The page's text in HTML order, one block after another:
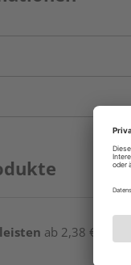
ab 2,38 € / lfm